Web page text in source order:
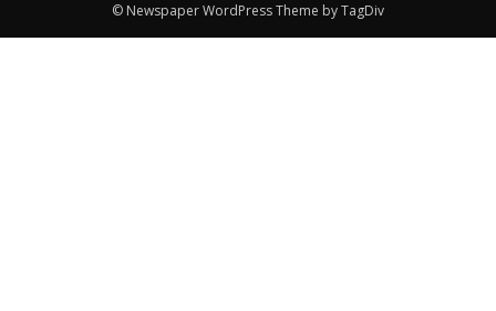
© Newspaper WordPress Theme by TagDiv